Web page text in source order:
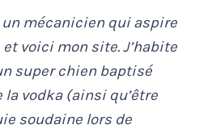
un mécanicien qui aspire
voici mon site. J’habite
super chien baptisé
la vodka (ainsi qu’être
soudaine lors de